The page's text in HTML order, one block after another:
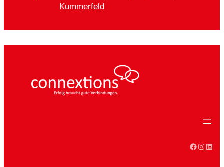
Kummerfeld
Facebook